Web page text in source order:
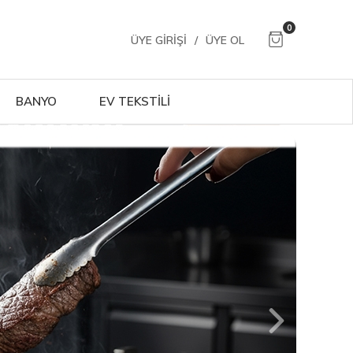
ÜYE GIRIŞI / ÜYE OL
0
BANYO EV TEKSTİLİ